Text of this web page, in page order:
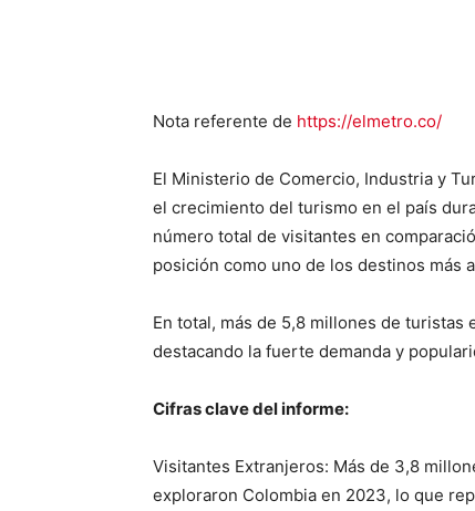
Nota referente de https://elmetro.co/
El Ministerio de Comercio, Industria y
el crecimiento del turismo en el país
número total de visitantes en
posición como uno de los destinos más
En total, más de 5,8 millones de
destacando la fuerte demanda y
Cifras clave del informe:
Visitantes Extranjeros: Más de 3,8
exploraron Colombia en 2023, lo que